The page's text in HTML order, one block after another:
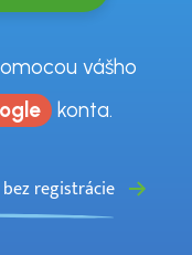
vášho
konta.
registrácie